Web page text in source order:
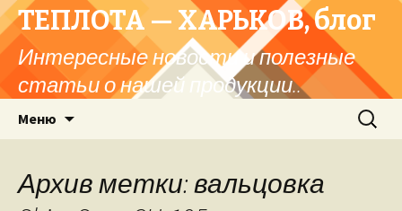
ТЕПЛОТА — ХАРЬКОВ, блог
Интересные новости и полезные
статьи о нашей продукции..
Меню Найти:
Архив метки: вальцовка